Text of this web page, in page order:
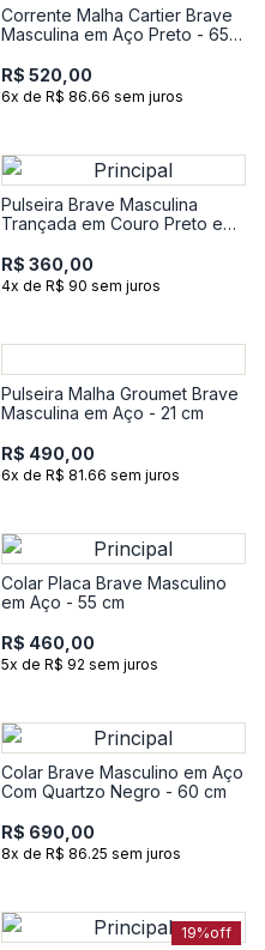
Corrente Malha Cartier Brave
Masculina em Aço Preto - 65
R$ 520,00
6x de R$ 86.66 sem juros
Pulseira Brave Masculina
Trançada em Couro Preto e
R$ 360,00
4x de R$ 90 sem juros
Pulseira Malha Groumet Brave
Masculina em Aço - 21 cm
R$ 490,00
6x de R$ 81.66 sem juros
Colar Placa Brave Masculino
em Aço - 55 cm
R$ 460,00
5x de R$ 92 sem juros
Colar Brave Masculino em Aço
Com Quartzo Negro - 60 cm
R$ 690,00
8x de R$ 86.25 sem juros
19%off